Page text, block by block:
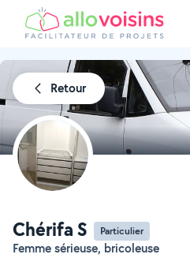
Retour
Chérifa S Particulier
Femme sérieuse, bricoleuse